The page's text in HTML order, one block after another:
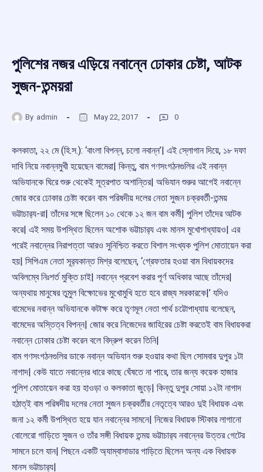
পুলিশের নজর এড়িয়ে নবান্নে ঢোকার চেষ্টা, আটক
সুজন-তন্ময়রা
By admin May 22, 2017 0
কলকাতা, ২২ মে (হি.স.): ‘বাংলা বিপন্ন, চলো নবান্ন’| এই স্লোগান দিয়ে, ১৮ দফা
দাবি নিয়ে নবান্নমুখী হয়েছেন বামেরা| কিন্তু, বাম গণসংগঠনগুলির এই নবান্ন
অভিযানকে ঘিরে শুরু থেকেই সূত্রপাত অশান্তির| অভিযান শুরুর আগেই নবান্নে
জোর করে ঢোকার চেষ্টা করেন বাম পরিষদীয় দলের নেতা সুজন চক্রবর্তী-তন্ময়
ভট্টাচার‌্য-রা| তাঁদের সঙ্গে ছিলেন ১০ থেকে ১২ জন বাম কর্মী| পুলিশ তাঁদের আটক
করে| এই সময় উপস্থিত ছিলেন অশোক ভট্টাচার‌্য এবং মানস মুখোপাধ্যায়ও| এর
পরেই নবান্নের নিরাপত্তা আরও সুনিশ্চিত করতে বিশাল সংখ্যক পুলিশ মোতায়েন করা
হয়| সিপিএম নেতা সূর‌্যকান্ত মিশ্র বলেছেন, ‘গ্রেফতার হওয়া বাম বিধায়কদের
অবিলম্বে নিঃশর্ত মুক্তি চাই| নবান্নে প্রবেশ করার পূর্ণ অধিকার আছে তাঁদের|
অন্যথায় মানুষের তুমুল বিক্ষোভের মুখোমুখি হতে হবে রাজ্য সরকারকে|’ যদিও
বামেদের নবান্ন অভিযানকে কটাক্ষ করে তৃণমূল নেতা পার্থ চট্টোপাধ্যায় বলেছেন,
বামেদের অস্তিত্ব বিপন্ন| জোর করে নিজেদের জাহিরের চেষ্টা করতেই বাম বিধায়করা
নবান্নে ঢোকার চেষ্টা করেন বলে বিদ্রুপ করেন তিনি|
বাম গণসংগঠনগুলির ডাকে নবান্ন অভিযান শুরু হওয়ার কথা ছিল সোমবার দুপুর ১টা
নাগাদ| কেউ যাতে নবান্নের ধারে কাছে ঘেঁষতে না পারে, তার জন্য কয়েক হাজার
পুলিশ মোতায়েন করা হয় হাওড়া ও কলকাতা জুড়ে| কিন্তু দুপুর সোয়া ১২টা নাগাদ
হঠাত্ই বাম পরিষদীয় দলের নেতা সুজন চক্রবর্তীর নেতৃত্বে আরও দুই বিধায়ক এবং
জনা ১২ কর্মী উপস্থিত হয়ে যান নবান্নের সামনে| নিজের বিধায়ক স্টিকার লাগানো
বোলেরো গাড়িতে সুজন ও তাঁর সঙ্গী বিধায়ক তন্ময় ভট্টাচার‌্য নবান্নের উত্তর গেটের
সামনে চলে যান| পিছনে একটি অ্যাম্বাসাডার গাড়িতে ছিলেন অন্য এক বিধায়ক
মানস ভট্টাচার‌্য|